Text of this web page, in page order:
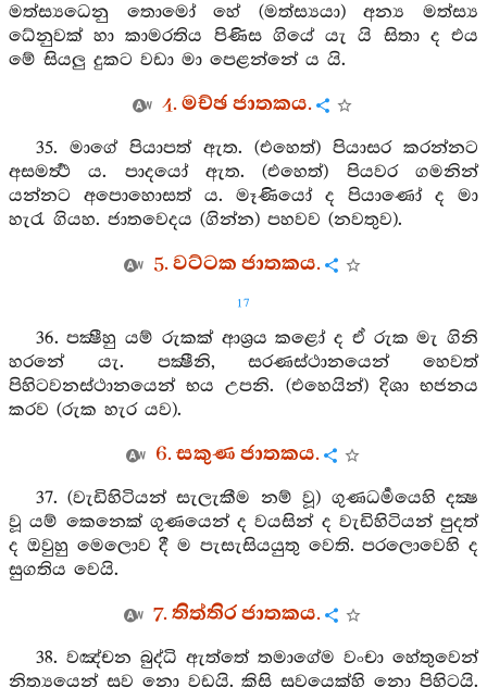
මත්ස්‍යධෙනු තොමෝ හේ (මත්ස්‍යයා) අන්‍ය මත්ස්‍ය
ධේනුවක් හා කාමරතිය පිණිස ගියේ යැ යි සිතා ද එය
මේ සියලු දුකට වඩා මා පෙළන්නේ ය යි.
4. මච්ඡ ජාතකය.
35. මාගේ පියාපත් ඇත. (එහෙත්) පියාසර කරන්නට
අසමර්‍ත්‍ථ ය. පාදයෝ ඇත. (එහෙත්) පියවර ගමනින්
යන්නට අපොහොසත් ය. මෑණියෝ ද පියාණෝ ද මා
හැරැ ගියහ. ජාතවෙදය (ගින්න) පහවව (නවතුව).
5. වට්ටක ජාතකය.
17
36. පක්‍ෂීහු යම් රුකක් ආශ්‍රය කළෝ ද ඒ රුක මැ ගිනි
හරනේ යැ. පක්‍ෂීනි, සරණස්ථානයෙන් හෙවත්
පිහිටවනස්ථානයෙන් භය උපනි. (එහෙයින්) දිශා භජනය
කරව (රුක හැර යව).
6. සකුණ ජාතකය.
37. (වැඩිහිටියන් සැලැකීම නම් වූ) ගුණධර්‍මයෙහි දක්‍ෂ
වූ යම් කෙනෙක් ගුණයෙන් ද වයසින් ද වැඩිහිටියන් පුදත්
ද ඔවුහු මෙලොව දී ම පැසැසියයුතු වෙති. පරලොවෙහි ද
සුගතිය වෙයි.
7. තිත්තිර ජාතකය.
38. වඤ්චන බුද්ධි ඇත්තේ තමාගේම වංචා හේතුවෙන්
නිත්‍යයෙන් සුව නො වඩයි. කිසි සුවයෙක්හි නො පිහිටයි.